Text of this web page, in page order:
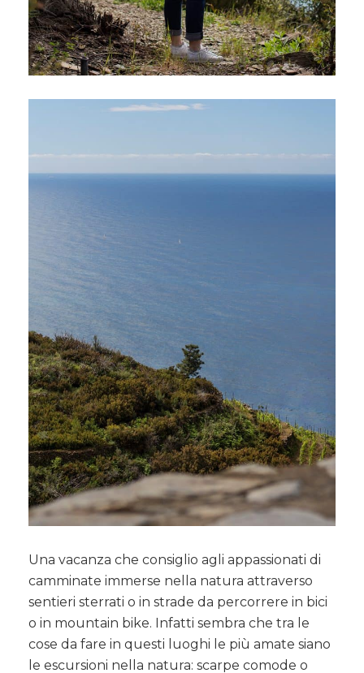
Una vacanza che consiglio agli appassionati di
camminate immerse nella natura attraverso
sentieri sterrati o in strade da percorrere in bici
o in mountain bike. Infatti sembra che tra le
cose da fare in questi luoghi le più amate siano
le escursioni nella natura: scarpe comode o